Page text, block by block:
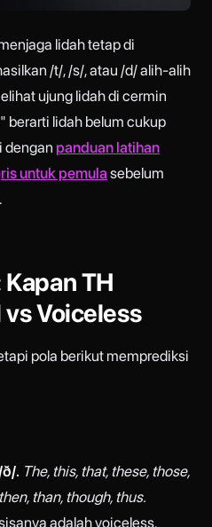
lidah tetap di
/t/, /s/, atau /d/ alih-alih
ujung lidah di cermin
berarti lidah belum cukup
dengan panduan latihan
untuk pemula sebelum
TH
Voiceless
pola berikut memprediksi
. The, this, that, these, those,
than, though, thus.
adalah voiceless.